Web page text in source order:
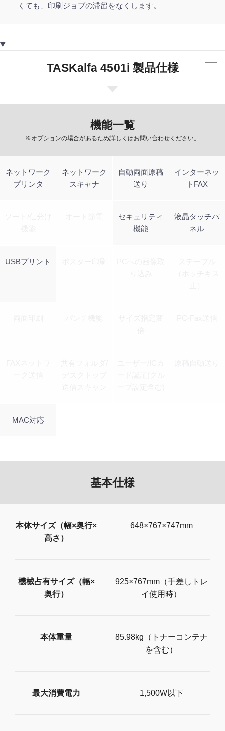
くても、印刷ジョブの滞留をなくします。
TASKalfa 4501i 製品仕様
機能一覧
※オプションの場合があるため詳しくはお問い合わせください。
ネットワーク
プリンタ
ネットワーク
スキャナ
自動両面原稿
送り
インターネッ
トFAX
セキュリティ
機能
液晶タッチパ
ネル
USBプリント
MAC対応
基本仕様
本体サイズ（幅×奥行×
高さ）
648×767×747mm
機械占有サイズ（幅×
奥行）
925×767mm（手差しトレ
イ使用時）
本体重量
85.98kg（トナーコンテナ
を含む）
最大消費電力 1,500W以下